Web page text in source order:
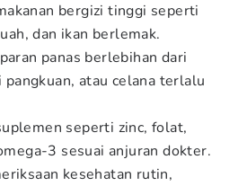
bergizi tinggi seperti
dan ikan berlemak.
panas berlebihan dari
pangkuan, atau celana terlalu
seperti zinc, folat,
3 sesuai anjuran dokter.
kesehatan rutin,